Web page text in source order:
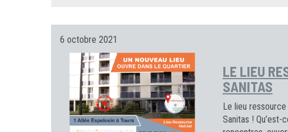
6 octobre 2021
LE LIEU
SANITAS
Le lieu
Sanitas ! Qu’est-